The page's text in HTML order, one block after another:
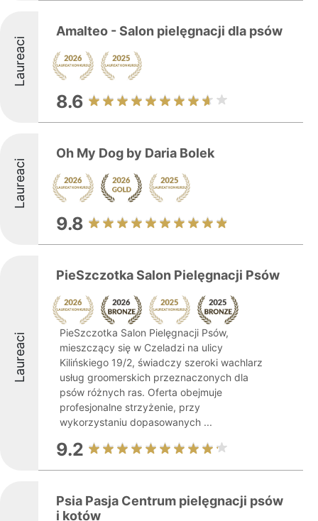
Laureaci
Amalteo - Salon pielęgnacji dla psów
8.6
Laureaci
Oh My Dog by Daria Bolek
9.8
Laureaci
PieSzczotka Salon Pielęgnacji Psów
PieSzczotka Salon Pielęgnacji Psów,
mieszczący się w Czeladzi na ulicy
Kilińskiego 19/2, świadczy szeroki wachlarz
usług groomerskich przeznaczonych dla
psów różnych ras. Oferta obejmuje
profesjonalne strzyżenie, przy
wykorzystaniu dopasowanych ...
9.2
Psia Pasja Centrum pielęgnacji psów
i kotów